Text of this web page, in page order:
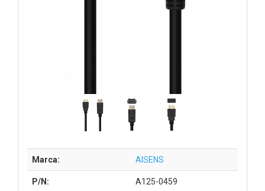
Marca: AISENS
P/N: A125-0459